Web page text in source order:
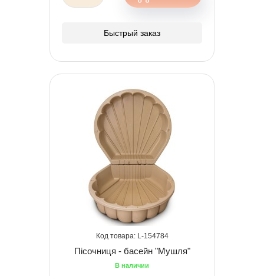
Быстрый заказ
154784
Пісочниця - басейн "Мушля"